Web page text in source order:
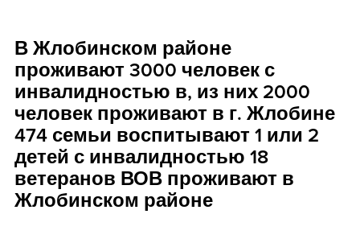
В Жлобинском районе
проживают 3000 человек с
инвалидностью в, из них 2000
человек проживают в г. Жлобине
474 семьи воспитывают 1 или 2
детей с инвалидностью 18
ветеранов ВОВ проживают в
Жлобинском районе